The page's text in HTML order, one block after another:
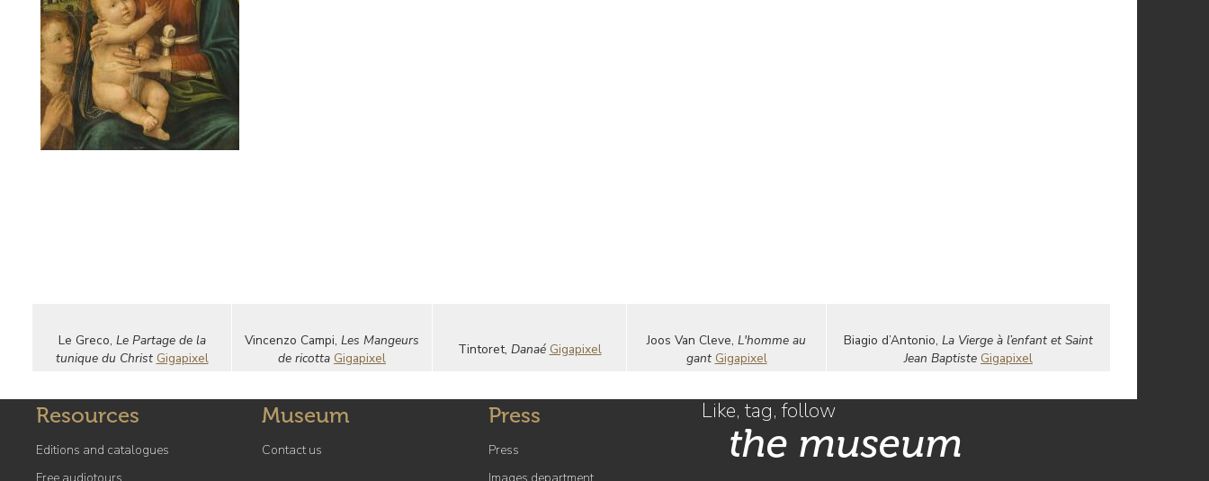
Le Greco, Le Partage de la
tunique du Christ Gigapixel
Vincenzo Campi, Les Mangeurs
de ricotta Gigapixel
Tintoret, Danaé Gigapixel
Joos Van Cleve, L'homme au
gant Gigapixel
Biagio d’Antonio, La Vierge à l’enfant et Saint
Jean Baptiste Gigapixel
Resources
Editions and catalogues
Museum
Contact us
Press
Press
Like, tag, follow
the museum